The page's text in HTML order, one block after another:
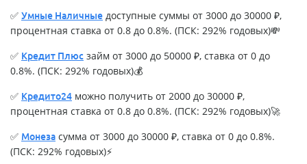
✅ Умные Наличные доступные суммы от 3000 до 30000 ₽,
процентная ставка от 0.8 до 0.8%. (ПСК: 292% годовых)💸
✅ Кредит Плюс займ от 3000 до 50000 ₽, ставка от 0 до
0.8%. (ПСК: 292% годовых)💰
✅ Кредито24 можно получить от 2000 до 30000 ₽,
процентная ставка от 0.8 до 0.8%. (ПСК: 292% годовых)🚀
✅ Монеза сумма от 3000 до 30000 ₽, ставка от 0 до 0.8%.
(ПСК: 292% годовых)⚡